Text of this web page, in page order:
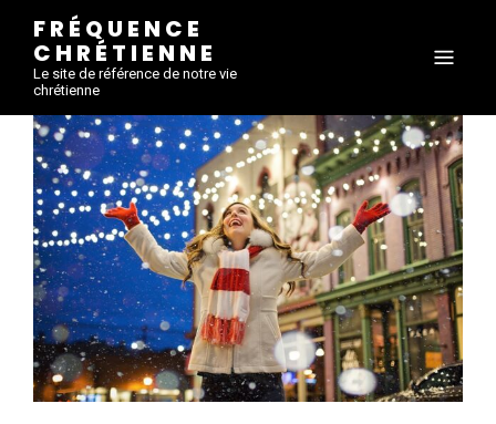
FRÉQUENCE
CHRÉTIENNE
Le site de référence de notre vie
chrétienne